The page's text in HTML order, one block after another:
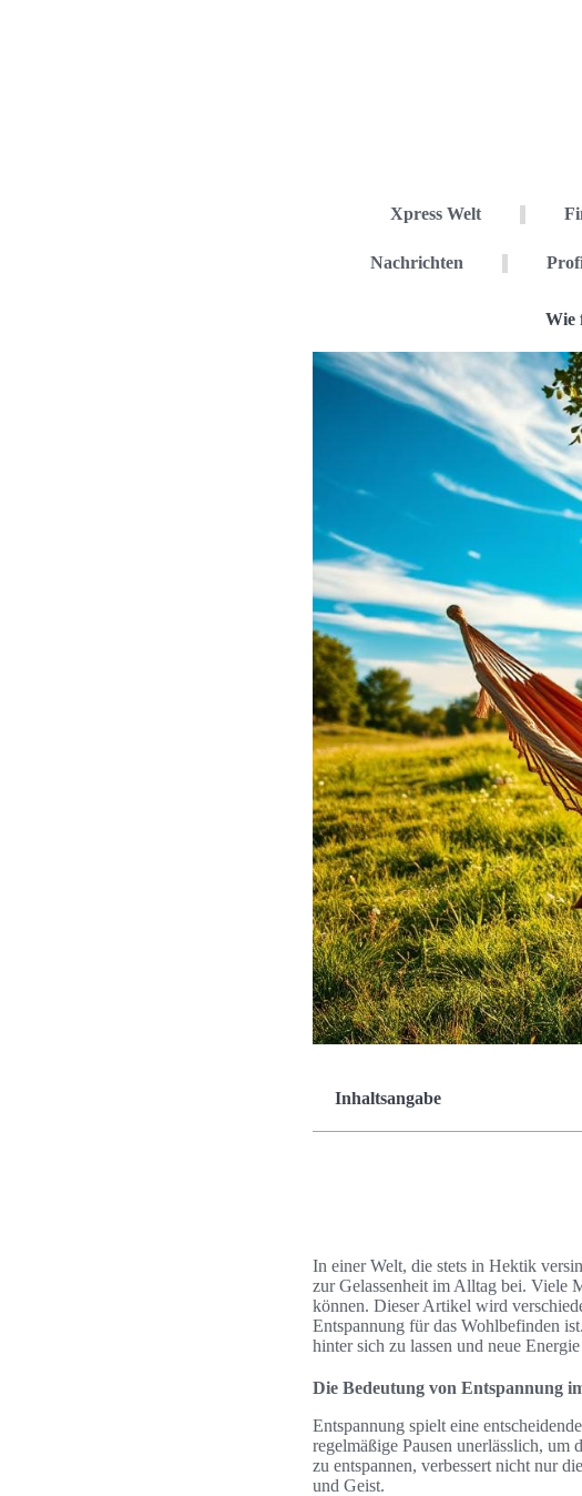
Xpress Welt
Nachrichten
Wie
Inhaltsangabe
In einer Welt, die stets in Hektik
zur Gelassenheit im Alltag bei. Viele
können. Dieser Artikel wird
Entspannung für das Wohlbefinden
hinter sich zu lassen und neue
Die Bedeutung von Entspannung
Entspannung spielt eine
regelmäßige Pausen unerlässlich,
zu entspannen, verbessert nicht nur
und Geist.